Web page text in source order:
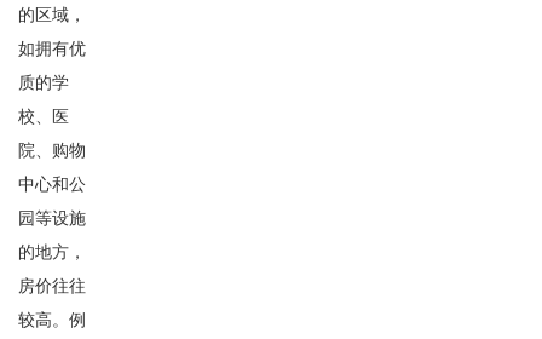
的区域，
如拥有优
质的学
校、医
院、购物
中心和公
园等设施
的地方，
房价往往
较高。例